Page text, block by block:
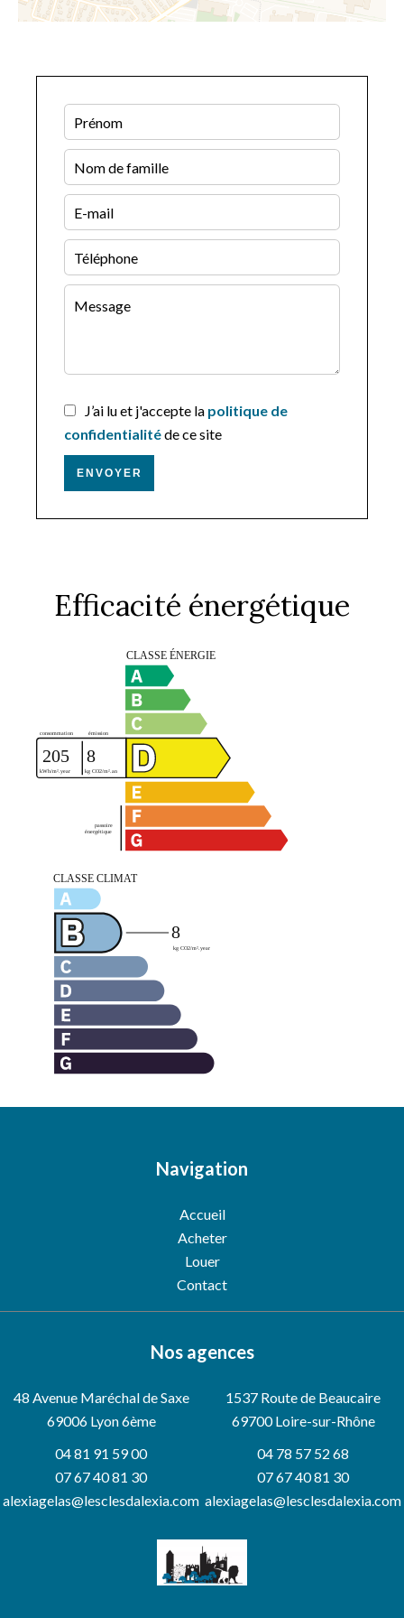
J’ai lu et j'accepte la politique de
confidentialitéde ce site
ENVOYER
Efficacité énergétique
Navigation
Accueil
Acheter
Louer
Contact
Nos agences
48 Avenue Maréchal de Saxe
69006Lyon 6ème
04 81 91 59 00
07 67 40 81 30
alexiagelas@lesclesdalexia.com
1537 Route de Beaucaire
69700 Loire-sur-Rhône
04 78 57 52 68
07 67 40 81 30
alexiagelas@lesclesdalexia.com